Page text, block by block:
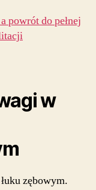
powrót do pełnej
w
zębowym.